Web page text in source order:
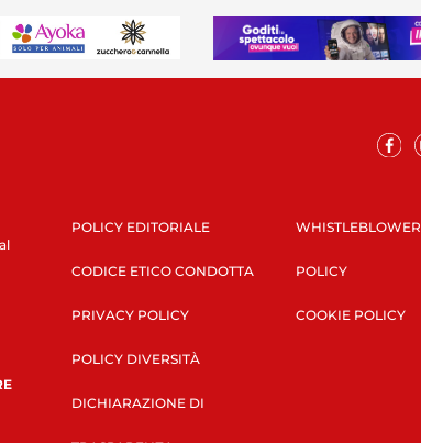
POLICY EDITORIALE
CODICE ETICO CONDOTTA
PRIVACY POLICY
POLICY DIVERSITÀ
DICHIARAZIONE DI
WHISTLEBLOWER
POLICY
COOKIE POLICY